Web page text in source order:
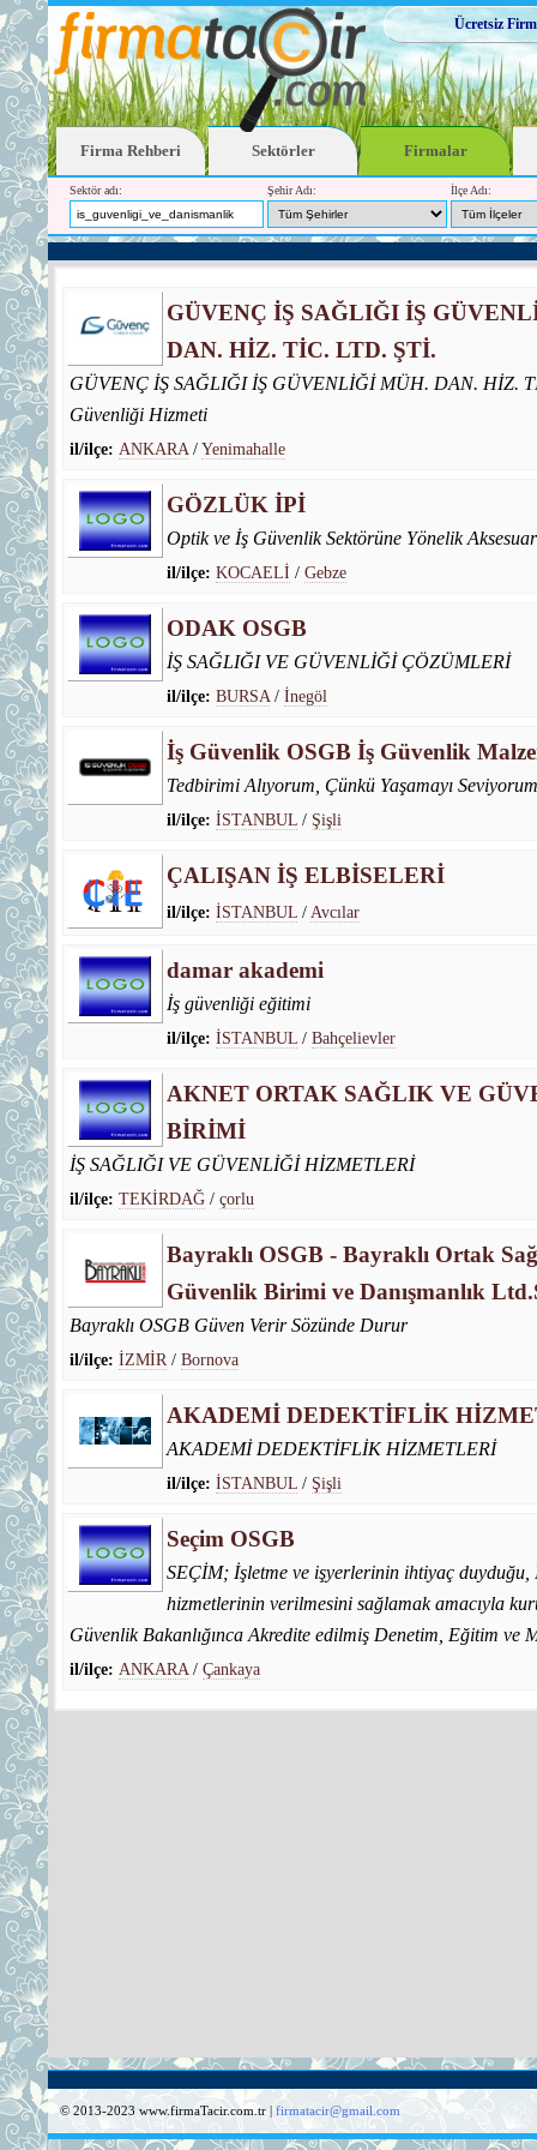
Ücretsiz
Firma Rehberi Sektörler Firmalar
Sektör adı: Şehir Adı: İlçe Adı:
GÜVENÇ İŞ SAĞLIĞI İŞ
DAN. HİZ. TİC. LTD. ŞTİ.
GÜVENÇ İŞ SAĞLIĞI İŞ GÜVENLİĞİ MÜH. DAN. HİZ.
Güvenliği Hizmeti
il/ilçe: ANKARA /Yenimahalle
GÖZLÜK İPİ
Optik ve İş Güvenlik Sektörüne Yönelik
il/ilçe: KOCAELİ / Gebze
ODAK OSGB
İŞ SAĞLIĞI VE GÜVENLİĞİ ÇÖZÜMLERİ
il/ilçe: BURSA / İnegöl
İş Güvenlik OSGB İş Güvenlik
Tedbirimi Alıyorum, Çünkü Yaşamayı Seviyorum
il/ilçe: İSTANBUL / Şişli
ÇALIŞAN İŞ ELBİSELERİ
il/ilçe: İSTANBUL / Avcılar
damar akademi
İş güvenliği eğitimi
il/ilçe: İSTANBUL / Bahçelievler
AKNET ORTAK SAĞLIK VE
BİRİMİ
İŞ SAĞLIĞI VE GÜVENLİĞİ HİZMETLERİ
il/ilçe: TEKİRDAĞ / çorlu
Bayraklı OSGB - Bayraklı Ortak
Güvenlik Birimi ve Danışmanlık
Bayraklı OSGB Güven Verir Sözünde Durur
il/ilçe: İZMİR / Bornova
AKADEMİ DEDEKTİFLİK
AKADEMİ DEDEKTİFLİK HİZMETLERİ
il/ilçe: İSTANBUL / Şişli
Seçim OSGB
SEÇİM; İşletme ve işyerlerinin ihtiyaç duyduğu,
hizmetlerinin verilmesini sağlamak amacıyla
Güvenlik Bakanlığınca Akredite edilmiş Denetim, Eğitim ve
il/ilçe: ANKARA / Çankaya
© 2013-2023 www.firmaTacir.com.tr | firmatacir@gmail.com